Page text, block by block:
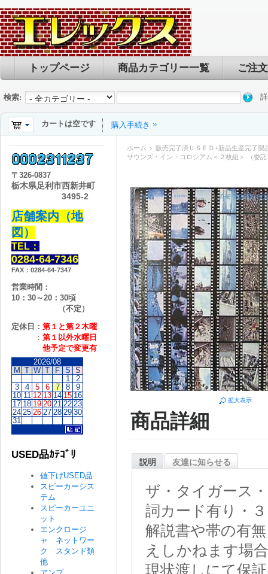
トップページ 商品カテゴリー一覧 ご注
検索:
カートは空です 購入手続き
ホーム
販売完了済ＵＳＥＤ+新品生産完了製
サウンズ・イン・コロシアム＜２枚組＞ （委託
拡大表示
商品詳細
説明 友達に知らせる
ザ・タイガース
詞カード有り・
解説書や帯の有
えしかねます場
現状渡しにて保
〒 326-0837
栃木県足利市西新井町
3495-2
店舗案内（地
図）
TEL：
0284-64-7346
FAX：0284-64-7347
営業時間：
10：30～20：30頃
（不定）
定休日： 第１と第２木曜
： 第１以外水曜日
他予定で変更有
2026/08
M T W T F S S
1
2
3
4 5 6 7 8
9
10 11 12 13 14 15 16
17 18 19 20 21 22 23
24 25 26 27 28 29 30
31
USED品ｶﾃｺﾞﾘ
値下げUSED品
スピーカーシス
テム
スピーカーユニ
ット
エンクロージ
ャ ネットワー
ク スタンド類
他